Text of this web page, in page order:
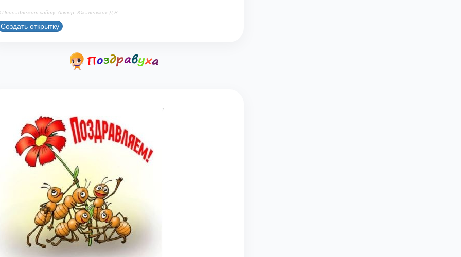
Принадлежит сайту. Автор: Юкалевских Д.В.
Создать открытку